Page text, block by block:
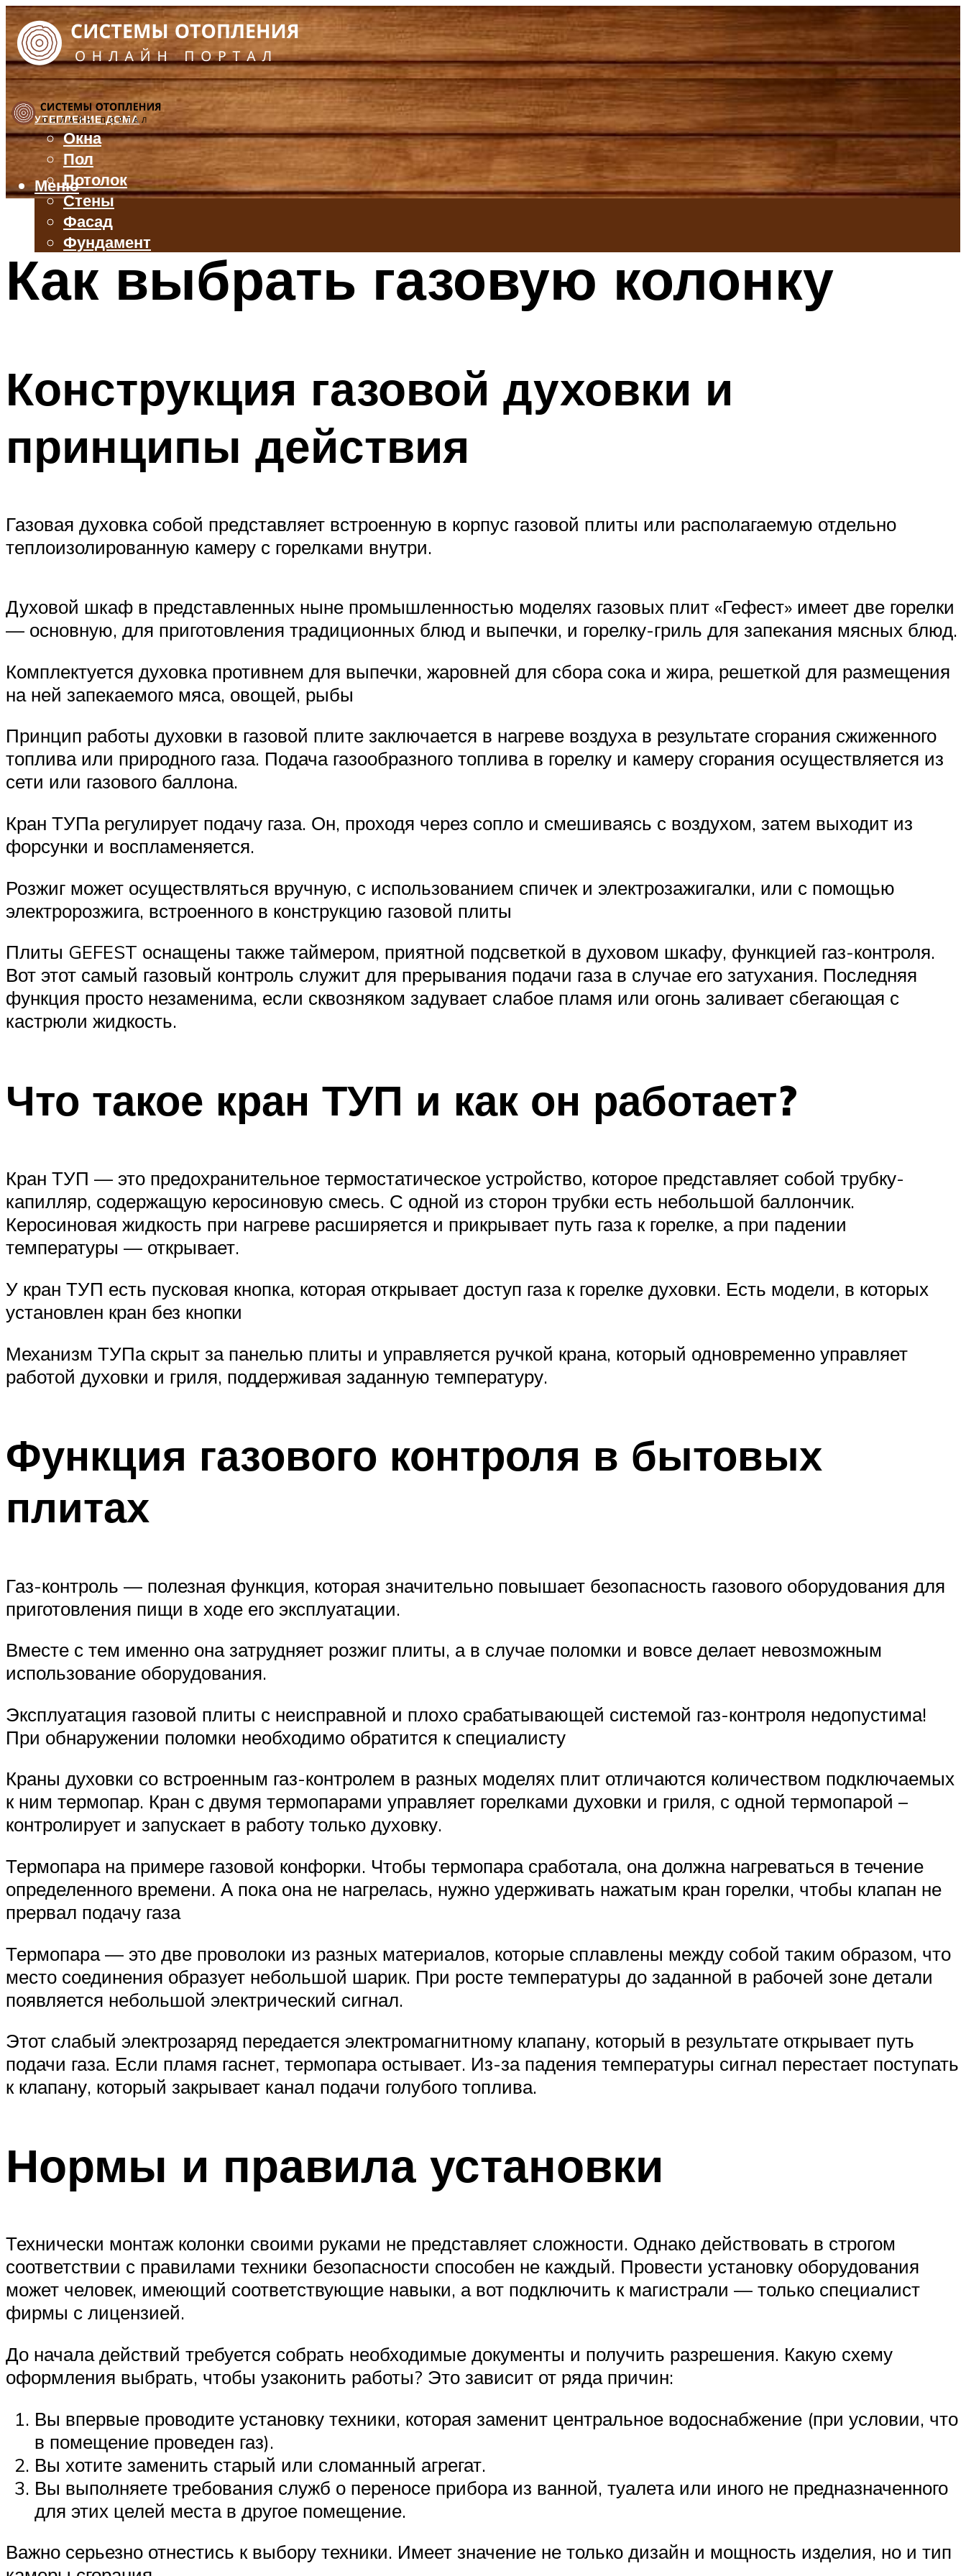
УТЕПЛЕНИЕ ДОМА
Окна
Пол
Потолок
Стены
Фасад
Фундамент
БАЛКОН И ЛОДЖИЯ
КРЫША
Меню
Как выбрать газовую колонку
Конструкция газовой духовки и
принципы действия
Газовая духовка собой представляет встроенную в корпус газовой плиты или располагаемую отдельно
теплоизолированную камеру с горелками внутри.
Духовой шкаф в представленных ныне промышленностью моделях газовых плит «Гефест» имеет две горелки
— основную, для приготовления традиционных блюд и выпечки, и горелку-гриль для запекания мясных блюд.
Комплектуется духовка противнем для выпечки, жаровней для сбора сока и жира, решеткой для размещения
на ней запекаемого мяса, овощей, рыбы
Принцип работы духовки в газовой плите заключается в нагреве воздуха в результате сгорания сжиженного
топлива или природного газа. Подача газообразного топлива в горелку и камеру сгорания осуществляется из
сети или газового баллона.
Кран ТУПа регулирует подачу газа. Он, проходя через сопло и смешиваясь с воздухом, затем выходит из
форсунки и воспламеняется.
Розжиг может осуществляться вручную, с использованием спичек и электрозажигалки, или с помощью
электророзжига, встроенного в конструкцию газовой плиты
Плиты GEFEST оснащены также таймером, приятной подсветкой в духовом шкафу, функцией газ-контроля.
Вот этот самый газовый контроль служит для прерывания подачи газа в случае его затухания. Последняя
функция просто незаменима, если сквозняком задувает слабое пламя или огонь заливает сбегающая с
кастрюли жидкость.
Что такое кран ТУП и как он работает?
Кран ТУП — это предохранительное термостатическое устройство, которое представляет собой трубку-
капилляр, содержащую керосиновую смесь. С одной из сторон трубки есть небольшой баллончик.
Керосиновая жидкость при нагреве расширяется и прикрывает путь газа к горелке, а при падении
температуры — открывает.
У кран ТУП есть пусковая кнопка, которая открывает доступ газа к горелке духовки. Есть модели, в которых
установлен кран без кнопки
Механизм ТУПа скрыт за панелью плиты и управляется ручкой крана, который одновременно управляет
работой духовки и гриля, поддерживая заданную температуру.
Функция газового контроля в бытовых
плитах
Газ-контроль — полезная функция, которая значительно повышает безопасность газового оборудования для
приготовления пищи в ходе его эксплуатации.
Вместе с тем именно она затрудняет розжиг плиты, а в случае поломки и вовсе делает невозможным
использование оборудования.
Эксплуатация газовой плиты с неисправной и плохо срабатывающей системой газ-контроля недопустима!
При обнаружении поломки необходимо обратится к специалисту
Краны духовки со встроенным газ-контролем в разных моделях плит отличаются количеством подключаемых
к ним термопар. Кран с двумя термопарами управляет горелками духовки и гриля, с одной термопарой –
контролирует и запускает в работу только духовку.
Термопара на примере газовой конфорки. Чтобы термопара сработала, она должна нагреваться в течение
определенного времени. А пока она не нагрелась, нужно удерживать нажатым кран горелки, чтобы клапан не
прервал подачу газа
Термопара — это две проволоки из разных материалов, которые сплавлены между собой таким образом, что
место соединения образует небольшой шарик. При росте температуры до заданной в рабочей зоне детали
появляется небольшой электрический сигнал.
Этот слабый электрозаряд передается электромагнитному клапану, который в результате открывает путь
подачи газа. Если пламя гаснет, термопара остывает. Из-за падения температуры сигнал перестает поступать
к клапану, который закрывает канал подачи голубого топлива.
Нормы и правила установки
Технически монтаж колонки своими руками не представляет сложности. Однако действовать в строгом
соответствии с правилами техники безопасности способен не каждый. Провести установку оборудования
может человек, имеющий соответствующие навыки, а вот подключить к магистрали — только специалист
фирмы с лицензией.
До начала действий требуется собрать необходимые документы и получить разрешения. Какую схему
оформления выбрать, чтобы узаконить работы? Это зависит от ряда причин:
Вы впервые проводите установку техники, которая заменит центральное водоснабжение (при условии, что
в помещение проведен газ).
Вы хотите заменить старый или сломанный агрегат.
Вы выполняете требования служб о переносе прибора из ванной, туалета или иного не предназначенного
для этих целей места в другое помещение.
Важно серьезно отнестись к выбору техники. Имеет значение не только дизайн и мощность изделия, но и тип